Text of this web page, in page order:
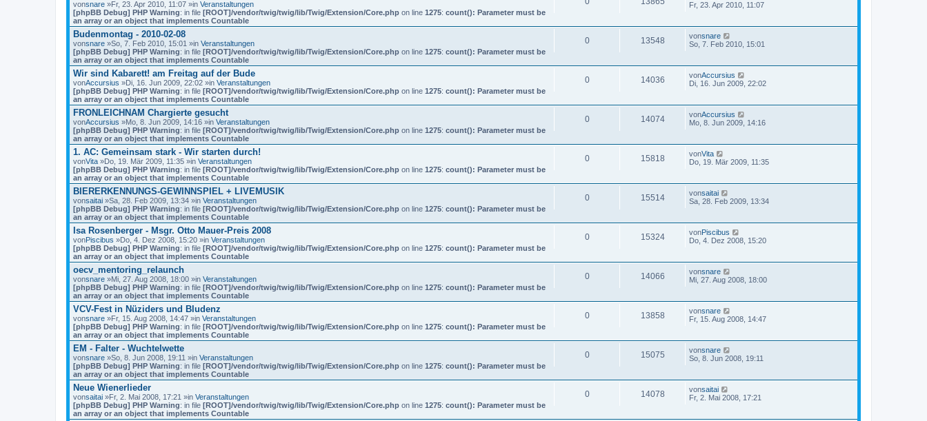
vonsnare »Fr, 23. Apr 2010, 11:07 »in Veranstaltungen
[phpBB Debug] PHP Warning: in file [ROOT]/vendor/twig/twig/lib/Twig/Extension/Core.php on line 1275: count(): Parameter must be
an array or an object that implements Countable
Fr, 23. Apr 2010, 11:07
Budenmontag - 2010-02-08
vonsnare »So, 7. Feb 2010, 15:01 »in Veranstaltungen
[phpBB Debug] PHP Warning: in file [ROOT]/vendor/twig/twig/lib/Twig/Extension/Core.php on line 1275: count(): Parameter must be
an array or an object that implements Countable
0 13548 vonsnare
So, 7. Feb 2010, 15:01
Wir sind Kabarett! am Freitag auf der Bude
vonAccursius »Di, 16. Jun 2009, 22:02 »in Veranstaltungen
[phpBB Debug] PHP Warning: in file [ROOT]/vendor/twig/twig/lib/Twig/Extension/Core.php on line 1275: count(): Parameter must be
an array or an object that implements Countable
0 14036 vonAccursius
Di, 16. Jun 2009, 22:02
FRONLEICHNAM Chargierte gesucht
vonAccursius »Mo, 8. Jun 2009, 14:16 »in Veranstaltungen
[phpBB Debug] PHP Warning: in file [ROOT]/vendor/twig/twig/lib/Twig/Extension/Core.php on line 1275: count(): Parameter must be
an array or an object that implements Countable
0 14074 vonAccursius
Mo, 8. Jun 2009, 14:16
1. AC: Gemeinsam stark - Wir starten durch!
vonVita »Do, 19. Mär 2009, 11:35 »in Veranstaltungen
[phpBB Debug] PHP Warning: in file [ROOT]/vendor/twig/twig/lib/Twig/Extension/Core.php on line 1275: count(): Parameter must be
an array or an object that implements Countable
0 15818 vonVita
Do, 19. Mär 2009, 11:35
BIERERKENNUNGS-GEWINNSPIEL + LIVEMUSIK
vonsaitai »Sa, 28. Feb 2009, 13:34 »in Veranstaltungen
[phpBB Debug] PHP Warning: in file [ROOT]/vendor/twig/twig/lib/Twig/Extension/Core.php on line 1275: count(): Parameter must be
an array or an object that implements Countable
0 15514 vonsaitai
Sa, 28. Feb 2009, 13:34
Isa Rosenberger - Msgr. Otto Mauer-Preis 2008
vonPiscibus »Do, 4. Dez 2008, 15:20 »in Veranstaltungen
[phpBB Debug] PHP Warning: in file [ROOT]/vendor/twig/twig/lib/Twig/Extension/Core.php on line 1275: count(): Parameter must be
an array or an object that implements Countable
0 15324 vonPiscibus
Do, 4. Dez 2008, 15:20
oecv_mentoring_relaunch
vonsnare »Mi, 27. Aug 2008, 18:00 »in Veranstaltungen
[phpBB Debug] PHP Warning: in file [ROOT]/vendor/twig/twig/lib/Twig/Extension/Core.php on line 1275: count(): Parameter must be
an array or an object that implements Countable
0 14066 vonsnare
Mi, 27. Aug 2008, 18:00
VCV-Fest in Nüziders und Bludenz
vonsnare »Fr, 15. Aug 2008, 14:47 »in Veranstaltungen
[phpBB Debug] PHP Warning: in file [ROOT]/vendor/twig/twig/lib/Twig/Extension/Core.php on line 1275: count(): Parameter must be
an array or an object that implements Countable
0 13858 vonsnare
Fr, 15. Aug 2008, 14:47
EM - Falter - Wuchtelwette
vonsnare »So, 8. Jun 2008, 19:11 »in Veranstaltungen
[phpBB Debug] PHP Warning: in file [ROOT]/vendor/twig/twig/lib/Twig/Extension/Core.php on line 1275: count(): Parameter must be
an array or an object that implements Countable
0 15075 vonsnare
So, 8. Jun 2008, 19:11
Neue Wienerlieder
vonsaitai »Fr, 2. Mai 2008, 17:21 »in Veranstaltungen
[phpBB Debug] PHP Warning: in file [ROOT]/vendor/twig/twig/lib/Twig/Extension/Core.php on line 1275: count(): Parameter must be
an array or an object that implements Countable
0 14078 vonsaitai
Fr, 2. Mai 2008, 17:21